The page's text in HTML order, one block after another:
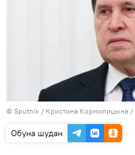
© Sputnik / Кристина Кормилицына /
Обуна шудан